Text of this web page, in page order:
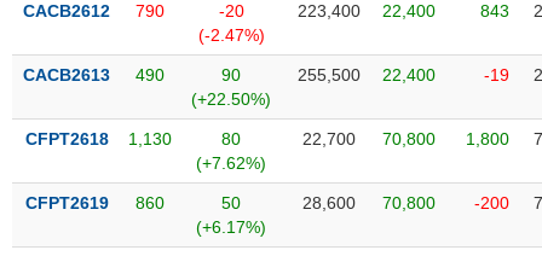
CACB2612 790
-20
(-2.47%)
223,400 22,400 843
CACB2613 490
90
(+22.50%)
255,500 22,400 -19
CFPT2618 1,130
80
(+7.62%)
22,700 70,800 1,800
CFPT2619 860
50
(+6.17%)
28,600 70,800 -200
VỤ
TRUYỀN